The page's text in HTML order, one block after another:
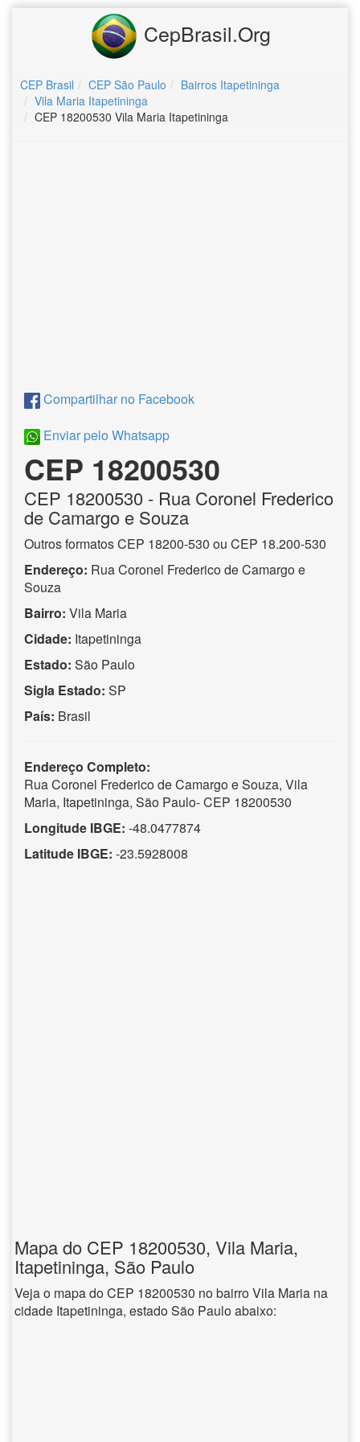
CepBrasil.Org
CEP Brasil CEP São Paulo
Bairros Itapetininga
Vila Maria Itapetininga
CEP 18200530 Vila Maria Itapetininga
Compartilhar no Facebook
Enviar pelo Whatsapp
CEP 18200530
CEP 18200530 - Rua Coronel Frederico
de Camargo e Souza
Outros formatos CEP 18200-530 ou CEP 18.200-530
Endereço: Rua Coronel Frederico de Camargo e
Souza
Bairro: Vila Maria
Cidade: Itapetininga
Estado: São Paulo
Sigla Estado: SP
País: Brasil
Endereço Completo:
Rua Coronel Frederico de Camargo e Souza, Vila
Maria, Itapetininga, São Paulo- CEP 18200530
Longitude IBGE: -48.0477874
Latitude IBGE: -23.5928008
Mapa do CEP 18200530, Vila Maria,
Itapetininga, São Paulo
Veja o mapa do CEP 18200530 no bairro Vila Maria na
cidade Itapetininga, estado São Paulo abaixo: